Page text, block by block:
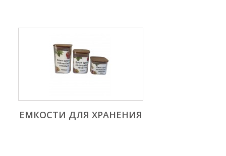
ЕМКОСТИ ДЛЯ ХРАНЕНИЯ